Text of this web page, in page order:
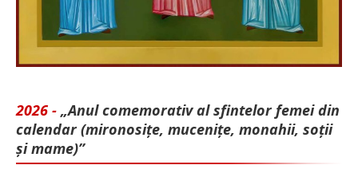
2026 - „Anul comemorativ al sfintelor femei din
calendar (mironosițe, mu­cenițe, monahii, soții
și mame)”